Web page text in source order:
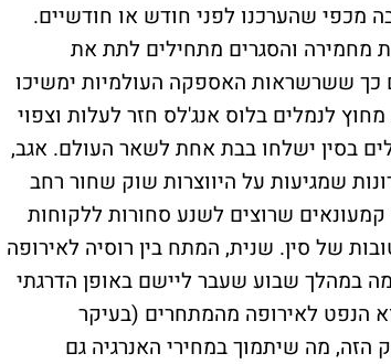
מכפי שהערכנו לפני חודש או חודשיים.
מחמירה והסגרים מתחילים לתת את
כך ששרשראות האספקה העולמיות ימשיכו
לנמלים בלוס אנג'לס חזר לעלות וצפוי
בסין ישלחו בבת אחת לשאר העולם. אגב,
שמגיעות על היווצרות שוק שחור רחב
ב-2000 דולר ויותר על ידי קמעונאים שרוצים לשנע סחורות ללקוחות
של סין. שנית, המתח בין רוסיה לאירופה
במהלך שבוע שעבר ליישם באופן הדרגתי
הנפט לאירופה מהמתחרים (בעיקר
הזה, מה שיתמוך במחירי האנרגיה גם